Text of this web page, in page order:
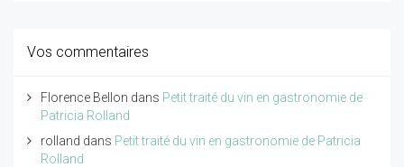
Vos commentaires
Florence Bellon dans Petit traité du vin en gastronomie de
Patricia Rolland
rolland dans Petit traité du vin en gastronomie de Patricia
Rolland